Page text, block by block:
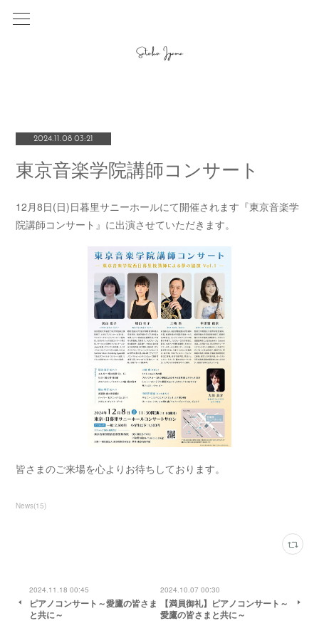
2024.11.08 03:21
東京音楽学院講師コンサート
12月8日(日)日暮里サニーホールにて開催されます『東京音楽学
院講師コンサート』に出演させていただきます。
皆さまのご来場を心よりお待ちしております。
News(15)
2024.11.18 00:45
ピアノコンサート～愛鷹の皆さま
と共に～
2024.10.07 00:30
【満員御礼】ピアノコンサート～
愛鷹の皆さまと共に～